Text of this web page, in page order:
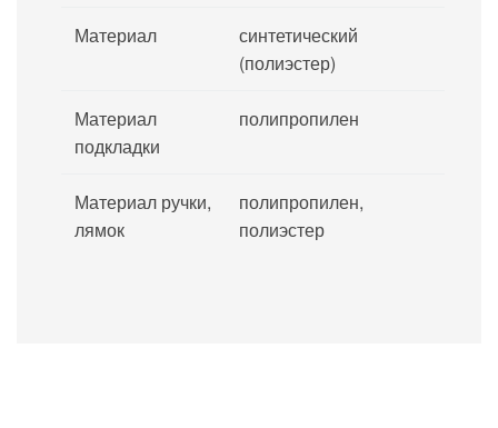
Материал
синтетический
(полиэстер)
Материал
подкладки
полипропилен
Материал ручки,
лямок
полипропилен,
полиэстер